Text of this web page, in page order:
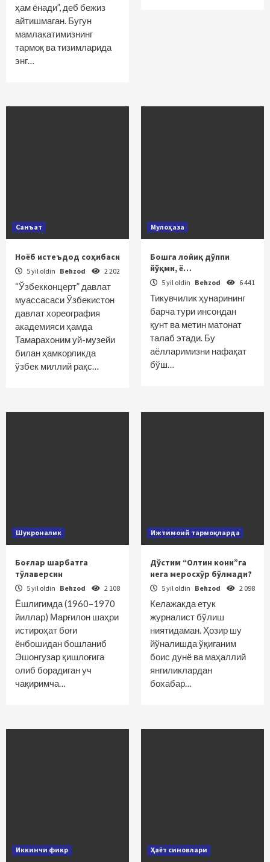
ҳам ёнади”, деб бежиз
айтишмаган. Бугун
мамлакатимизнинг
тармоқ ва тизимларида
энг…
Санъат
Ноёб истеъдод соҳибаси
5 yil oldin Behzod 2 202
“Ўзбекконцерт” давлат
муассасаси Ўзбекистон
давлат хореография
академияси ҳамда
Тамарахоним уй-музейи
билан ҳамкорликда
ўзбек миллий рақс…
Мулоҳаза
Бошга лойиқ дўппи
йўқми, ё…
5 yil oldin Behzod 6 441
Тикувчилик ҳунарининг
барча тури инсондан
қунт ва метин матонат
талаб этади. Бу
аёлларимизни нафақат
бўш…
Шукроналик
Боғлар шарбатга
тўлаверсин
5 yil oldin Behzod 2 108
Ёшлигимда (1960–1970
йиллар) Марғилон шаҳри
истироҳат боғи
ёнбошидан бошланиб
Эшонгузар қишлоғига
олиб борадиган уч
чақиримча…
Ижтимоий тармоқларда
Дўстим “Олтин кони”га
нега меросхўр бўлмади?
5 yil oldin Behzod 2 098
Келажакда етук
журналист бўлиш
ниятидаман. Ҳозир шу
йўналишда ўқиганим
боис дунё ва маҳаллий
янгиликлардан
бохабар…
Иккинчи фикр Ҳаёт синовлари